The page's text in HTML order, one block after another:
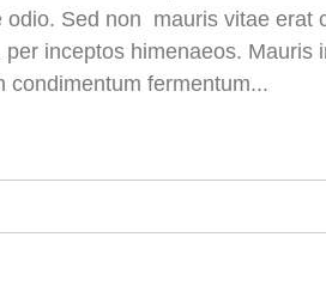
Sed non mauris vitae
inceptos himenaeos.
condimentum fermentum...